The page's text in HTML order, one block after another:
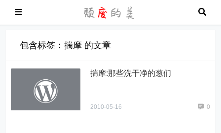
包含标签：揣摩 的文章
揣摩:那些洗干净的葱们
2010-05-16 0